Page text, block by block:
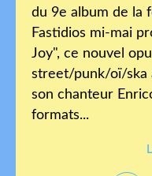
du 9e album de la
Fastidios mi-mai
Joy", ce nouvel
street/punk/oï/ska
son chanteur
formats...